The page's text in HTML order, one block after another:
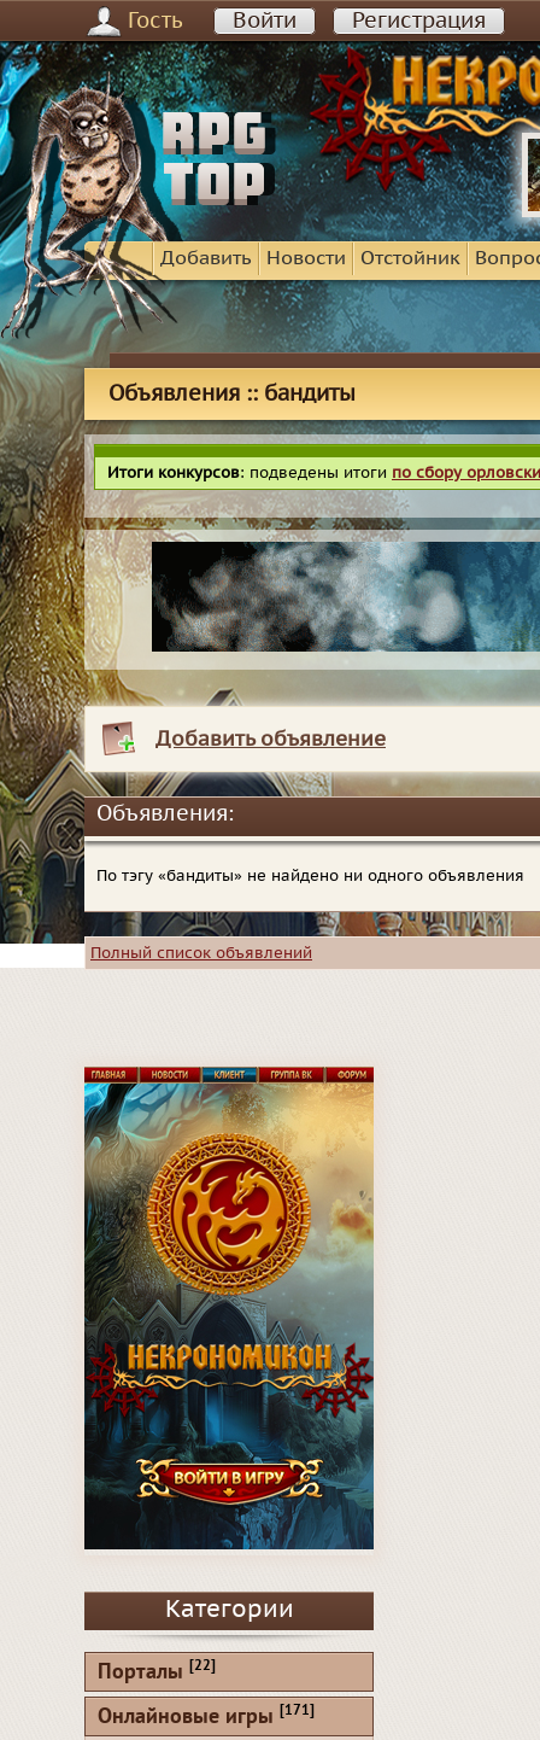
Гость Войти Регистрация
Добавить Новости Отстойник
Объявления :: бандиты
Итоги конкурсов: подведены итоги по сбору
Добавить объявление
Объявления:
По тэгу «бандиты» не найдено ни одного объявления
Полный список объявлений
Категории
Порталы [22]
Онлайновые игры [171]